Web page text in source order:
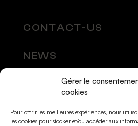
Gérer le
cookies
Pour offrir les meilleures expériences, nous
les cookies pour stocker et/ou accéder aux
CONTACT-US
NEWS
SOCIAL MEDIA